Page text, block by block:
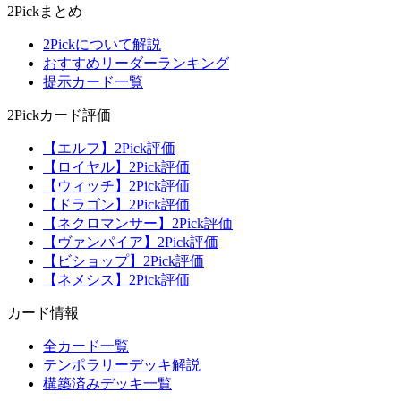
2Pickまとめ
2Pickについて解説
おすすめリーダーランキング
提示カード一覧
2Pickカード評価
【エルフ】2Pick評価
【ロイヤル】2Pick評価
【ウィッチ】2Pick評価
【ドラゴン】2Pick評価
【ネクロマンサー】2Pick評価
【ヴァンパイア】2Pick評価
【ビショップ】2Pick評価
【ネメシス】2Pick評価
カード情報
全カード一覧
テンポラリーデッキ解説
構築済みデッキ一覧